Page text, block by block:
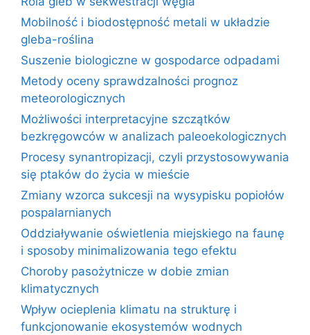
Mobilność i biodostępność metali w układzie
gleba-roślina
Suszenie biologiczne w gospodarce odpadami
Metody oceny sprawdzalności prognoz
meteorologicznych
Możliwości interpretacyjne szczątków
bezkręgowców w analizach paleoekologicznych
Procesy synantropizacji, czyli przystosowywania
się ptaków do życia w mieście
Zmiany wzorca sukcesji na wysypisku popiołów
pospalarnianych
Oddziaływanie oświetlenia miejskiego na faunę
i sposoby minimalizowania tego efektu
Choroby pasożytnicze w dobie zmian
klimatycznych
Wpływ ocieplenia klimatu na strukturę i
funkcjonowanie ekosystemów wodnych